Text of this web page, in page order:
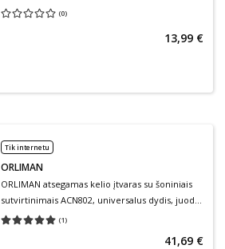
(0)
Vidutinis įvertinimas 0.00
13,99 €
Tik internetu
ORLIMAN
ORLIMAN atsegamas kelio įtvaras su šoniniais
sutvirtinimais ACN802, universalus dydis, juoda
spalva, 1 vnt. (1)
Vidutinis įvertinimas 5.00
41,69 €